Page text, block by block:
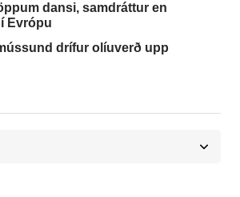
dansi, samdráttur en
Evrópu
drífur olíuverð upp